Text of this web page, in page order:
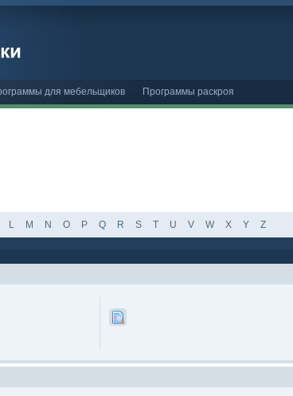
для мебельщиков Программы раскроя
L M N O P Q R S T U V W X Y Z